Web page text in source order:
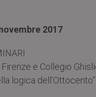
2017
e Collegio
logica dell’Ottocento”